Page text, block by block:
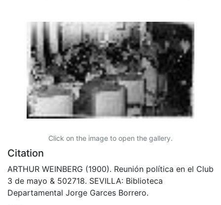
Click on the image to open the gallery.
Citation
ARTHUR WEINBERG (1900). Reunión política en el Club
3 de mayo & 502718. SEVILLA: Biblioteca
Departamental Jorge Garces Borrero.